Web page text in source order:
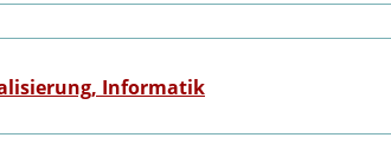
Informatik